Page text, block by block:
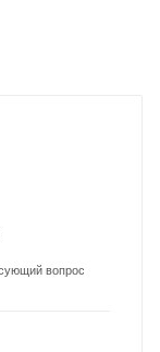
вопрос